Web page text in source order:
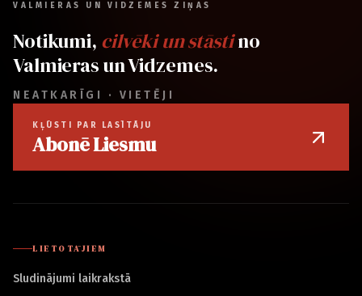
VALMIERAS UN VIDZEMES ZIŅAS
Notikumi, cilvēki un stāstino
Valmieras un Vidzemes.
NEATKARĪGI · VIETĒJI
KĻŪSTI PAR LASĪTĀJU
Abonē Liesmu
LIETOTĀJIEM
Sludinājumi laikrakstā